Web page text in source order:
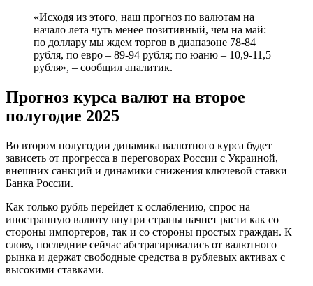
«Исходя из этого, наш прогноз по валютам на
начало лета чуть менее позитивный, чем на май:
по доллару мы ждем торгов в диапазоне 78-84
рубля, по евро – 89-94 рубля; по юаню – 10,9-11,5
рубля», – сообщил аналитик.
Прогноз курса валют на второе
полугодие 2025
Во втором полугодии динамика валютного курса будет
зависеть от прогресса в переговорах России с Украиной,
внешних санкций и динамики снижения ключевой ставки
Банка России.
Как только рубль перейдет к ослаблению, спрос на
иностранную валюту внутри страны начнет расти как со
стороны импортеров, так и со стороны простых граждан. К
слову, последние сейчас абстрагировались от валютного
рынка и держат свободные средства в рублевых активах с
высокими ставками.